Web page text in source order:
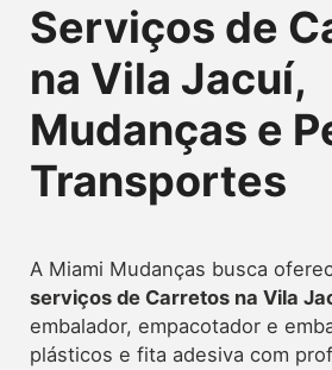
Serviços de
na Vila Jacuí,
Mudanças e
Transportes
A Miami Mudanças busca
serviços de Carretos na Vila
embalador, empacotador e
plásticos e fita adesiva com